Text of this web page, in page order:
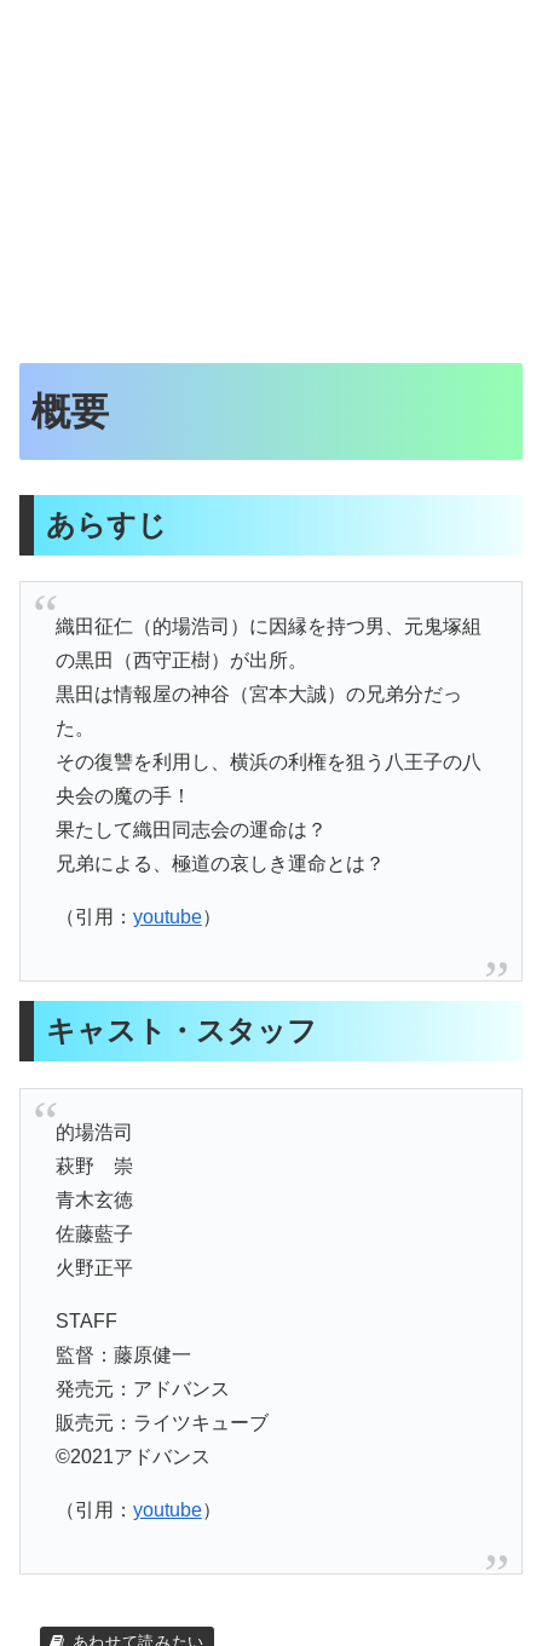
概要
あらすじ
織田征仁（的場浩司）に因縁を持つ男、元鬼塚組
の黒田（西守正樹）が出所。
黒田は情報屋の神谷（宮本大誠）の兄弟分だっ
た。
その復讐を利用し、横浜の利権を狙う八王子の八
央会の魔の手！
果たして織田同志会の運命は？
兄弟による、極道の哀しき運命とは？
（引用： youtube）
キャスト・スタッフ
的場浩司
萩野 崇
青木玄徳
佐藤藍子
火野正平
STAFF
監督：藤原健一
発売元：アドバンス
販売元：ライツキューブ
©2021アドバンス
（引用： youtube）